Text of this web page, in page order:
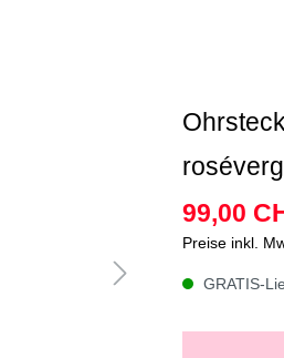
99,00
Preise inkl.
GRATIS-